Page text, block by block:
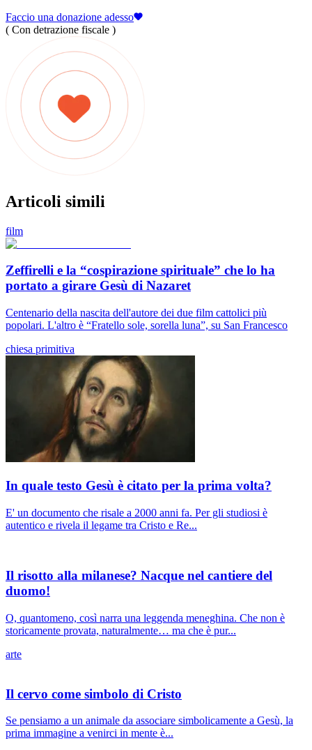
Faccio una donazione adesso
( Con detrazione fiscale )
Articoli simili
film
Zeffirelli e la “cospirazione spirituale” che lo ha
portato a girare Gesù di Nazaret
Centenario della nascita dell'autore dei due film cattolici più
popolari. L'altro è “Fratello sole, sorella luna”, su San Francesco
chiesa primitiva
In quale testo Gesù è citato per la prima volta?
E' un documento che risale a 2000 anni fa. Per gli studiosi è
autentico e rivela il legame tra Cristo e Re...
Il risotto alla milanese? Nacque nel cantiere del
duomo!
O, quantomeno, così narra una leggenda meneghina. Che non è
storicamente provata, naturalmente… ma che è pur...
arte
Il cervo come simbolo di Cristo
Se pensiamo a un animale da associare simbolicamente a Gesù, la
prima immagine a venirci in mente è...